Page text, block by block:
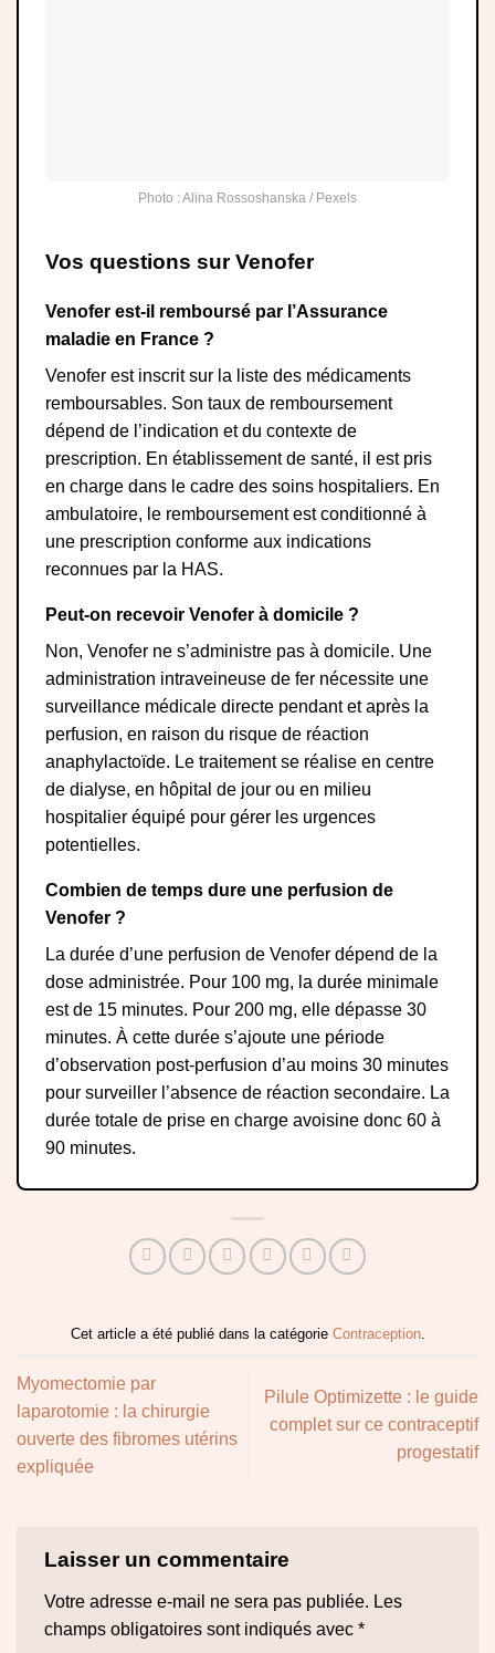
Photo : Alina Rossoshanska / Pexels
Vos questions sur Venofer
Venofer est-il remboursé par l’Assurance
maladie en France ?
Venofer est inscrit sur la liste des médicaments
remboursables. Son taux de remboursement
dépend de l’indication et du contexte de
prescription. En établissement de santé, il est pris
en charge dans le cadre des soins hospitaliers. En
ambulatoire, le remboursement est conditionné à
une prescription conforme aux indications
reconnues par la HAS.
Peut-on recevoir Venofer à domicile ?
Non, Venofer ne s’administre pas à domicile. Une
administration intraveineuse de fer nécessite une
surveillance médicale directe pendant et après la
perfusion, en raison du risque de réaction
anaphylactoïde. Le traitement se réalise en centre
de dialyse, en hôpital de jour ou en milieu
hospitalier équipé pour gérer les urgences
potentielles.
Combien de temps dure une perfusion de
Venofer ?
La durée d’une perfusion de Venofer dépend de la
dose administrée. Pour 100 mg, la durée minimale
est de 15 minutes. Pour 200 mg, elle dépasse 30
minutes. À cette durée s’ajoute une période
d’observation post-perfusion d’au moins 30 minutes
pour surveiller l’absence de réaction secondaire. La
durée totale de prise en charge avoisine donc 60 à
90 minutes.
Cet article a été publié dans la catégorie Contraception.
Myomectomie par
laparotomie : la chirurgie
ouverte des fibromes utérins
expliquée
Pilule Optimizette : le guide
complet sur ce contraceptif
progestatif
Laisser un commentaire
Votre adresse e-mail ne sera pas publiée. Les
champs obligatoires sont indiqués avec *